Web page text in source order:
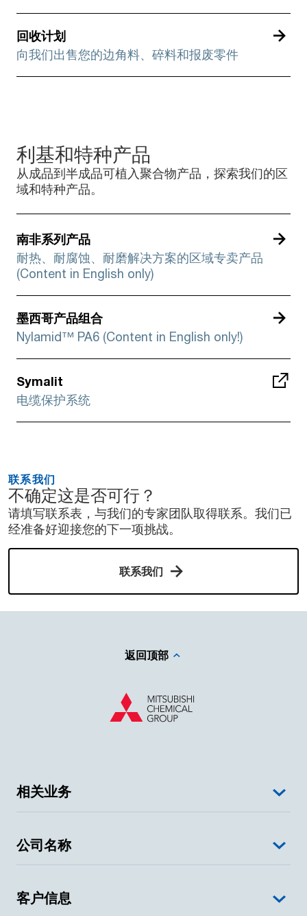
回收计划
向我们出售您的边角料、碎料和报废零件
利基和特种产品
从成品到半成品可植入聚合物产品，探索我们的区
域和特种产品。
南非系列产品
耐热、耐腐蚀、耐磨解决方案的区域专卖产品
(Content in English only)
墨西哥产品组合
Nylamid™ PA6 (Content in English only!)
Symalit
电缆保护系统
联系我们
不确定这是否可行？
请填写联系表，与我们的专家团队取得联系。我们已
经准备好迎接您的下一项挑战。
联系我们
返回顶部
相关业务
公司名称
客户信息